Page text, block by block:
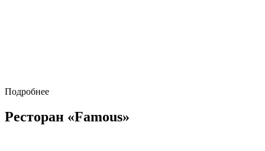
Подробнее
Ресторан «Famous»